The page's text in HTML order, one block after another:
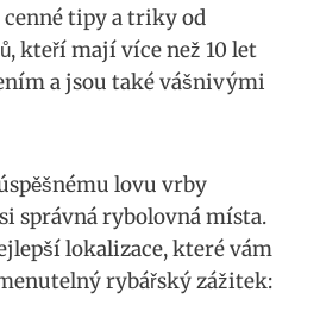
tipy a triky od
kteří mají více než 10 let
a jsou také ​vášnivými
lovu vrby
správná⁤ rybolovná místa.
lokalizace, které vám
rybářský zážitek: